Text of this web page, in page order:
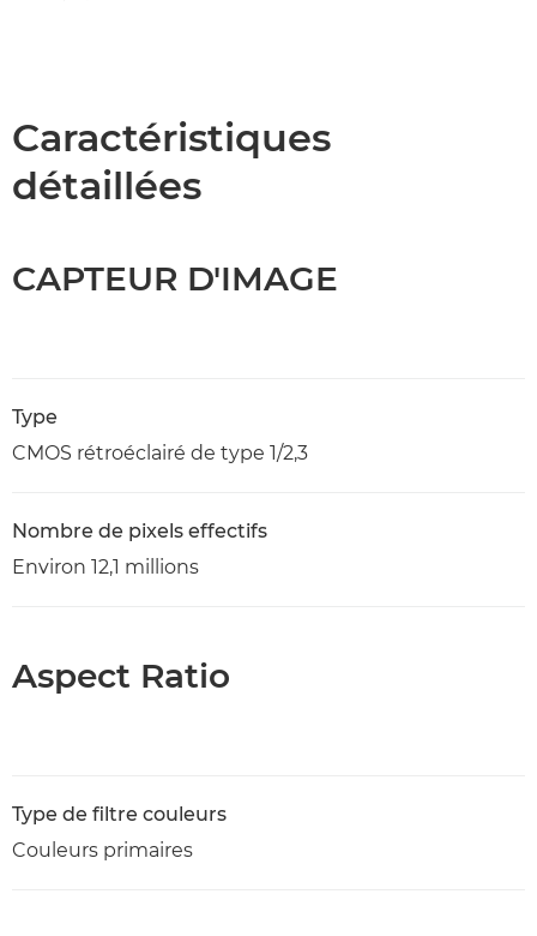
Caractéristiques
détaillées
CAPTEUR D'IMAGE
Type
CMOS rétroéclairé de type 1/2,3
Nombre de pixels effectifs
Environ 12,1 millions
Aspect Ratio
Type de filtre couleurs
Couleurs primaires